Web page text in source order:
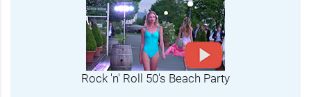
Rock 'n' Roll 50's Beach Party